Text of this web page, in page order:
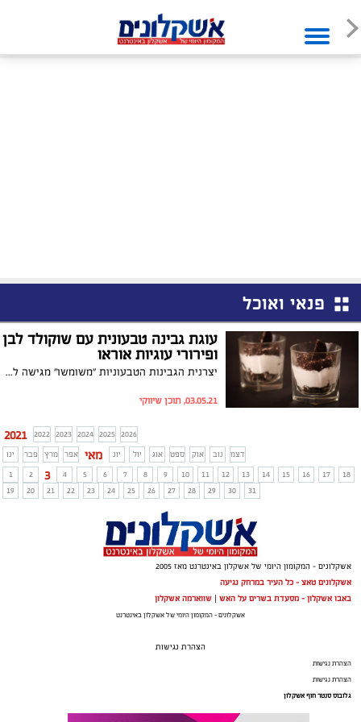
פנאי ואוכל
עוגת גבינה טבעונית עם שוקולד לבן
ופירורי עוגיות אוראו
יצרנית הגבינות הטבעוניות "משומשו" מגישה לרגל שבועות, יחד עם השפית אביגיל מייזליק, מתכון חגיגי ונפלא לעוגת גבינה טבעונית בכוסות. העוגה על בסיס עוגיות אוראו ושוקולד לבן בשילוב ממרחי הגבינות הטבעוניות בסגנון שמנת של משומשו, טעימה ומענגת ונהדרת כקינוח בארוחת החג, לטבעונים וגם לאלו שלא.
03.05.21, תוכן שיווקי
2021 2022 2023 2024 2025 2026
ינו
פבר מרץ אפר מאי יונ יול אוג ספט אוק נוב
דצמ
1
2 3 4 5 6 7 8 9 10 11 12 13 14 15 16 17
18
19
20 21 22 23 24 25 26 27 28 29 30 31
אשקלונים - המקומון היומי של אשקלון באינטרנט מאז 2005
אשקלונים טאצ - כל העיר במרחק נגיעה
באבו אשקלון - מסעדת בשרים על האש | שווארמה אשקלון
אשקלונים - המקומון היומי של אשקלון באינטרנט
הצהרת נגישות
הצהרת נגישות
הצהרת נגישות
גלובוס סנטר חוף אשקלון